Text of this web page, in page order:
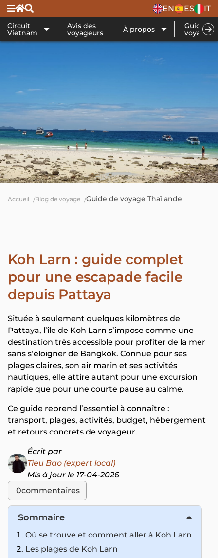
EN ES IT
Circuit
Vietnam
Avis des
voyageurs À propos Guide de
voyage
Accueil Blog de voyage Guide de voyage Thaïlande
Koh Larn : guide complet
pour une escapade facile
depuis Pattaya
Située à seulement quelques kilomètres de
Pattaya, l’île de Koh Larn s’impose comme une
destination très accessible pour profiter de la mer
sans s’éloigner de Bangkok. Connue pour ses
plages claires, son air marin et ses activités
nautiques, elle attire autant pour une excursion
rapide que pour une courte pause au calme.
Ce guide reprend l’essentiel à connaître :
transport, plages, activités, budget, hébergement
et retours concrets de voyageur.
Écrit par
Tieu Bao (expert local)
Mis à jour le 17-04-2026
0commentaires
Sommaire
Où se trouve et comment aller à Koh Larn
Les plages de Koh Larn